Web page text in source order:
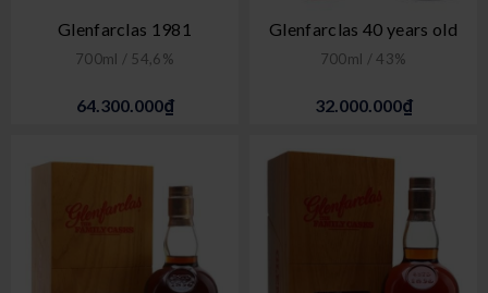
Glenfarclas 1981
700ml / 54,6%
64.300.000₫
Glenfarclas 40 years old
700ml / 43%
32.000.000₫